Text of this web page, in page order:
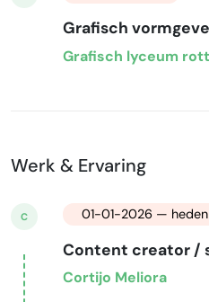
Grafisch
Grafisch lyceum
Werk & Ervaring
C 01-01-2026 — heden
Content creator /
Cortijo Meliora